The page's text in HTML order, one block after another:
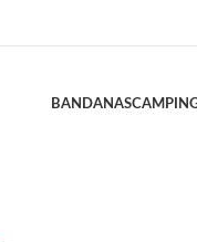
BANDANAS